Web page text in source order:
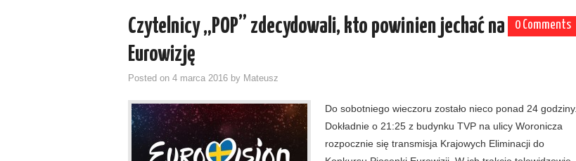
0 Comments
Czytelnicy „POP” zdecydowali, kto powinien jechać na
Eurowizję
Posted on 4 marca 2016 by Mateusz
Do sobotniego wieczoru zostało nieco ponad 24 godziny.
Dokładnie o 21:25 z budynku TVP na ulicy Woronicza
rozpocznie się transmisja Krajowych Eliminacji do